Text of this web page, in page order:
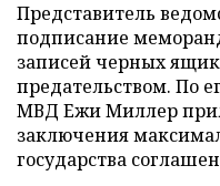
Представитель
подписание
записей черных
предательством. По
МВД Ежи Миллер
заключения
государства